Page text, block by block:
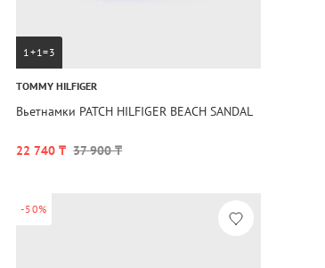
1+1=3
TOMMY HILFIGER
Вьетнамки PATCH HILFIGER BEACH SANDAL
22 740 ₸ 37 900 ₸
-50%